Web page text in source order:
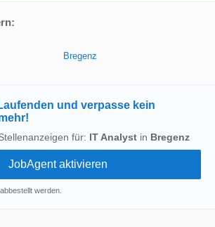
Bregenz
und verpasse kein
für: IT Analyst in Bregenz
werden.